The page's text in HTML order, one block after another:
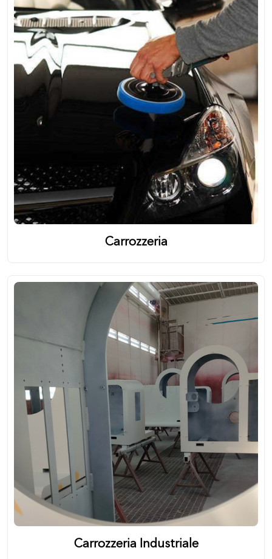
Carrozzeria
Carrozzeria Industriale